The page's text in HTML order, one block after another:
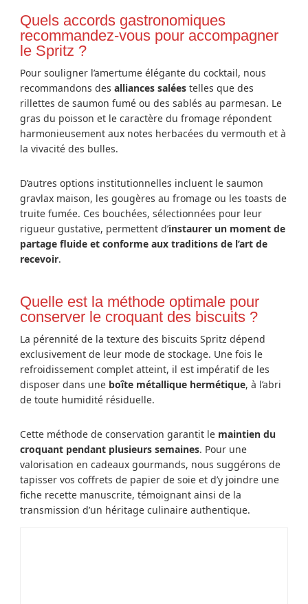
Quels accords gastronomiques
recommandez-vous pour accompagner
le Spritz ?
Pour souligner l’amertume élégante du cocktail, nous
recommandons des alliances saléestelles que des
rillettes de saumon fumé ou des sablés au parmesan. Le
gras du poisson et le caractère du fromage répondent
harmonieusement aux notes herbacées du vermouth et à
la vivacité des bulles.
D’autres options institutionnelles incluent le saumon
gravlax maison, les gougères au fromage ou les toasts de
truite fumée. Ces bouchées, sélectionnées pour leur
rigueur gustative, permettent d’instaurer un moment de
partage fluide et conforme aux traditions de l’art de
recevoir.
Quelle est la méthode optimale pour
conserver le croquant des biscuits ?
La pérennité de la texture des biscuits Spritz dépend
exclusivement de leur mode de stockage. Une fois le
refroidissement complet atteint, il est impératif de les
disposer dans une boîte métallique hermétique, à l’abri
de toute humidité résiduelle.
Cette méthode de conservation garantit le maintien du
croquant pendant plusieurs semaines. Pour une
valorisation en cadeaux gourmands, nous suggérons de
tapisser vos coffrets de papier de soie et d’y joindre une
fiche recette manuscrite, témoignant ainsi de la
transmission d’un héritage culinaire authentique.